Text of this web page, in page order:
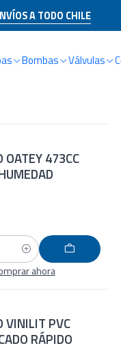
Bombas Válvulas
A TODO CHILE
Conexiones
OATEY 473CC
ahora
VINILIT PVC
RÁPIDO